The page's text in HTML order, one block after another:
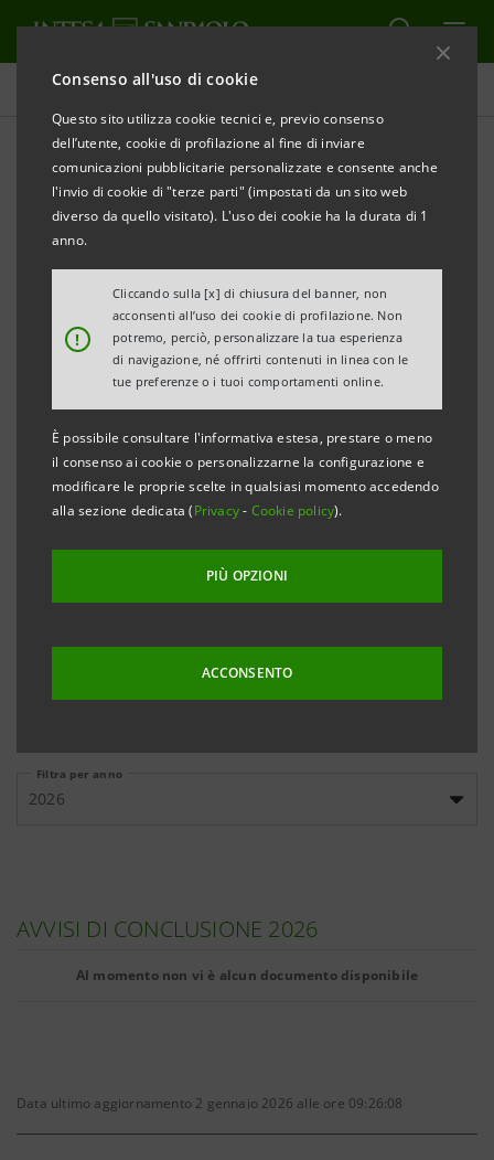
Consenso all'uso di cookie
Questo sito utilizza cookie tecnici e, previo consenso
dell’utente, cookie di profilazione al fine di inviare
comunicazioni pubblicitarie personalizzate e consente anche
l'invio di cookie di "terze parti" (impostati da un sito web
diverso da quello visitato). L'uso dei cookie ha la durata di 1
anno.
!
Cliccando sulla [x] di chiusura del banner, non
acconsenti all’uso dei cookie di profilazione. Non
potremo, perciò, personalizzare la tua esperienza
di navigazione, né offrirti contenuti in linea con le
tue preferenze o i tuoi comportamenti online.
È possibile consultare l'informativa estesa, prestare o meno
il consenso ai cookie o personalizzarne la configurazione e
modificare le proprie scelte in qualsiasi momento accedendo
alla sezione dedicata (Privacy- Cookie policy).
PIÙ OPZIONI
ACCONSENTO
Investor relations
Prospetti
STAMPA AGGIORNA
Qui si trovano tutti i prospetti relativi ai titoli emessi
da Intesa Sanpaolo dal 1° gennaio 2007, data di
decorrenza della fusione tra Banca Intesa e Sanpaolo
IMI. Per i titoli emessi anteriormente a tale data, si
può fare riferimento ai precedenti siti delle due
banche, cliccando sui link qui sotto riportati.
Filtra per anno
2026
AVVISI DI CONCLUSIONE 2026
Al momento non vi è alcun documento disponibile
Data ultimo aggiornamento 2 gennaio 2026 alle ore 09:26:08